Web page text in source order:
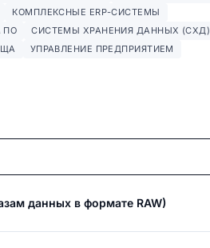
КОМПЛЕКСНЫЕ ERP-СИСТЕМЫ
ПО
СИСТЕМЫ ХРАНЕНИЯ ДАННЫХ (СХД)
УПРАВЛЕНИЕ ПРЕДПРИЯТИЕМ
данных в формате RAW)